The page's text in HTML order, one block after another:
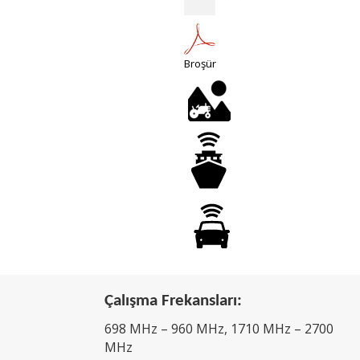
Broşür
Çalışma Frekansları:
698 MHz – 960 MHz, 1710 MHz – 2700
MHz